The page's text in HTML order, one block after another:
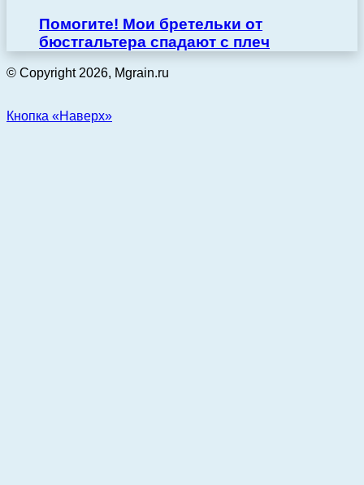
Помогите! Мои бретельки от
бюстгальтера спадают с плеч
© Copyright 2026, Mgrain.ru
Кнопка «Наверх»